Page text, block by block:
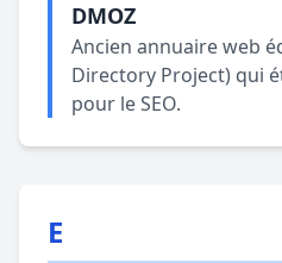
DMOZ
Ancien annuaire web
Directory Project) qui
pour le SEO.
E